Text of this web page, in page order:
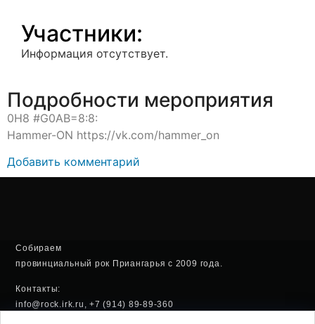
Участники:
Информация отсутствует.
Подробности мероприятия
0H8 #G0AB=8:8:
Hammer-ON https://vk.com/hammer_on
Добавить комментарий
Собираем
провинциальный рок Приангарья с 2009 года.
Контакты:
info@rock.irk.ru, +7 (914) 89-89-360